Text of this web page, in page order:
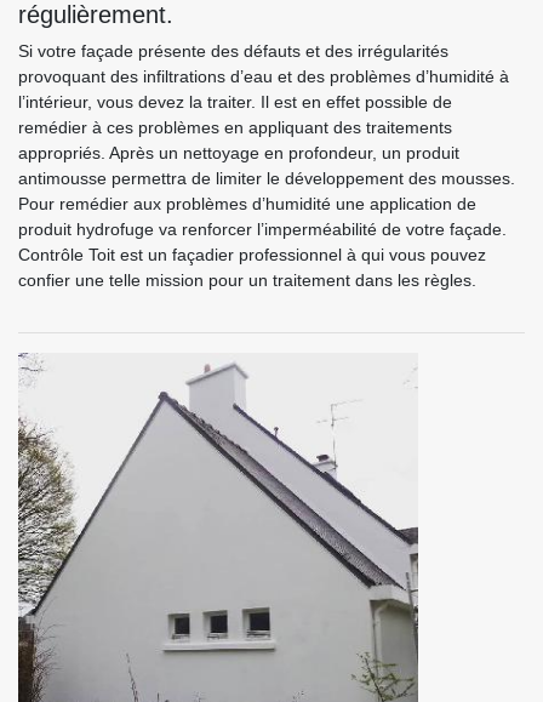
régulièrement.
Si votre façade présente des défauts et des irrégularités
provoquant des infiltrations d’eau et des problèmes d’humidité à
l’intérieur, vous devez la traiter. Il est en effet possible de
remédier à ces problèmes en appliquant des traitements
appropriés. Après un nettoyage en profondeur, un produit
antimousse permettra de limiter le développement des mousses.
Pour remédier aux problèmes d’humidité une application de
produit hydrofuge va renforcer l’imperméabilité de votre façade.
Contrôle Toit est un façadier professionnel à qui vous pouvez
confier une telle mission pour un traitement dans les règles.